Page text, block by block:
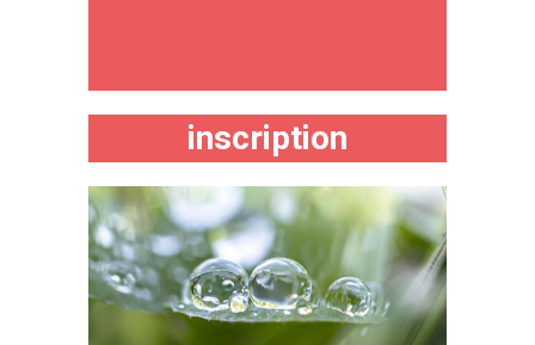
inscription